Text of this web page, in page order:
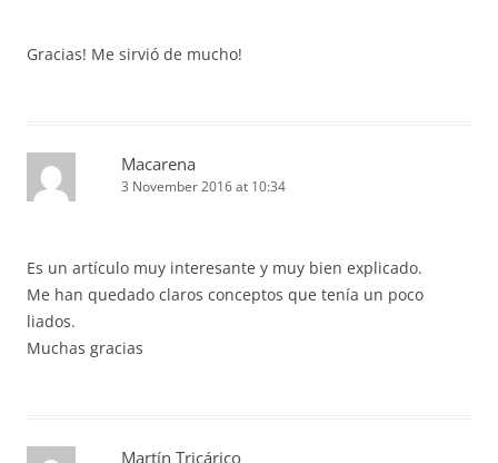
Gracias! Me sirvió de mucho!
Macarena
3 November 2016 at 10:34
Es un artículo muy interesante y muy bien explicado.
Me han quedado claros conceptos que tenía un poco
liados.
Muchas gracias
Martín Tricárico